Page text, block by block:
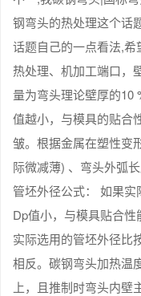
钢弯头的热处理这个话
话题自己的一点看法,
热处理、机加工端口，
量为弯头理论壁厚的10
值越小，与模具的贴合
皱。根据金属在塑性变
际微减薄) 、弯头外弧
管坯外径公式： 如果
Dp值小，与模具贴合
实际选用的管坯外径比
相反。碳钢弯头加热温
上，且推制时弯头内